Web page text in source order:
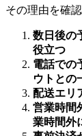
その理由を確
数日後の
役立つ
電話での
ウトとの
配送エリ
営業時間
業時間外